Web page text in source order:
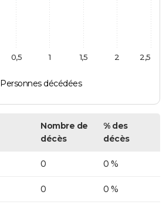
Personnes décédées
0,5 1 1,5 2 2,5
Nombre de
décès
% des
décès
0 0 %
0 0 %